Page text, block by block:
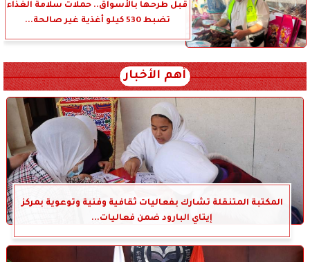
قبل طرحها بالأسواق.. حملات سلامة الغذاء
تضبط 530 كيلو أغذية غير صالحة...
أهم الأخبار
المكتبة المتنقلة تشارك بفعاليات ثقافية وفنية وتوعوية بمركز
إيتاي البارود ضمن فعاليات...